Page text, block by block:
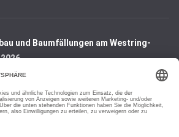
und Baumfällungen am Westring-